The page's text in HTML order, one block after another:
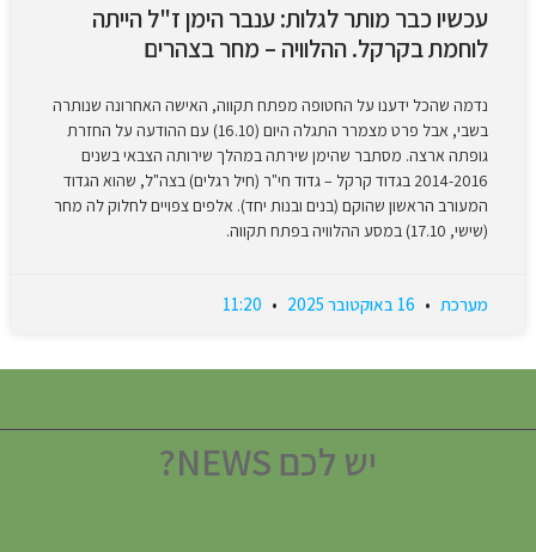
עכשיו כבר מותר לגלות: ענבר הימן ז"ל הייתה
לוחמת בקרקל. ההלוויה – מחר בצהרים
נדמה שהכל ידענו על החטופה מפתח תקווה, האישה האחרונה שנותרה
בשבי, אבל פרט מצמרר התגלה היום (16.10) עם ההודעה על החזרת
גופתה ארצה. מסתבר שהימן שירתה במהלך שירותה הצבאי בשנים
2014-2016 בגדוד קרקל – גדוד חי"ר (חיל רגלים) בצה"ל, שהוא הגדוד
המעורב הראשון שהוקם (בנים ובנות יחד). אלפים צפויים לחלוק לה מחר
(שישי, 17.10) במסע ההלוויה בפתח תקווה.
מערכת
יש לכם NEWS?